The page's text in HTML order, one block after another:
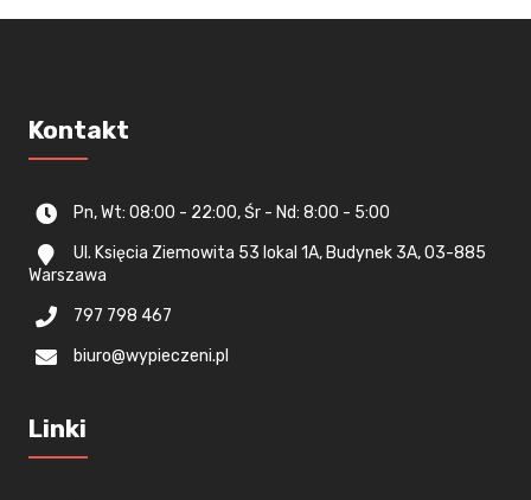
Kontakt
Pn, Wt: 08:00 - 22:00, Śr - Nd: 8:00 - 5:00
Ul. Księcia Ziemowita 53 lokal 1A, Budynek 3A, 03-885
Warszawa
797 798 467
biuro@wypieczeni.pl
Linki